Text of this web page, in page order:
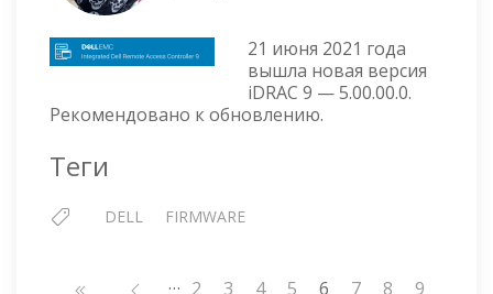
V
5.00.00.00
ОТ
21
21 июня 2021 года
вышла новая версия
iDRAC 9 — 5.00.00.0.
Рекомендовано к обновлению.
Теги
DELL FIRMWARE
Нумерация… Страница
2 Страница
3 Страница
4 Страница
5 6 Страница
7 Страница
8 9